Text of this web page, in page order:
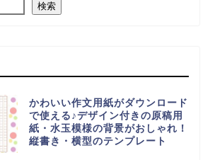
検索
かわいい作文用紙がダウンロード
で使える♪デザイン付きの原稿用
紙・水玉模様の背景がおしゃれ！
縦書き・横型のテンプレート